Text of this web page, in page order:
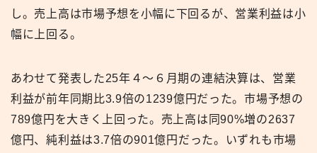
し。売上高は市場予想を小幅に下回るが、営業利益は小
幅に上回る。
あわせて発表した25年４〜６月期の連結決算は、営業
利益が前年同期比3.9倍の1239億円だった。市場予想の
789億円を大きく上回った。売上高は同90%増の2637
億円、純利益は3.7倍の901億円だった。いずれも市場